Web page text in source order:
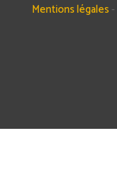
Mentions légales -